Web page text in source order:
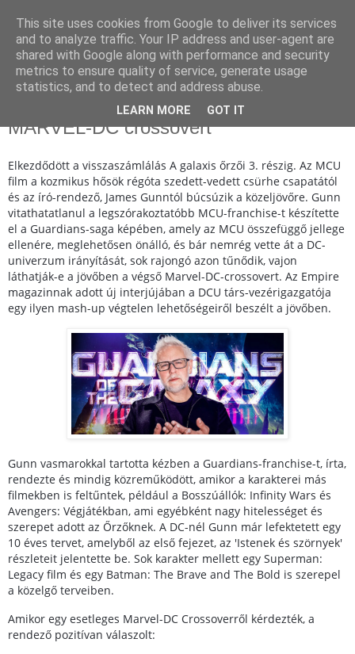
2023. április 7., péntek
James Gunn szívesen összehozna egy
MARVEL-DC crossovert
Elkezdődött a visszaszámlálás A galaxis őrzői 3. részig. Az MCU
film a kozmikus hősök régóta szedett-vedett csürhe csapatától
és az író-rendező, James Gunntól búcsúzik a közeljövőre. Gunn
vitathatatlanul a legszórakoztatóbb MCU-franchise-t készítette
el a Guardians-saga képében, amely az MCU összefüggő jellege
ellenére, meglehetősen önálló, és bár nemrég vette át a DC-
univerzum irányítását, sok rajongó azon tűnődik, vajon
láthatják-e a jövőben a végső Marvel-DC-crossovert. Az Empire
magazinnak adott új interjújában a DCU társ-vezérigazgatója
egy ilyen mash-up végtelen lehetőségeiről beszélt a jövőben.
Gunn vasmarokkal tartotta kézben a Guardians-franchise-t, írta,
rendezte és mindig közreműködött, amikor a karakterei más
filmekben is feltűntek, például a Bosszúállók: Infinity Wars és
Avengers: Végjátékban, ami egyébként nagy hitelességet és
szerepet adott az Őrzőknek. A DC-nél Gunn már lefektetett egy
10 éves tervet, amelyből az első fejezet, az 'Istenek és szörnyek'
részleteit jelentette be. Sok karakter mellett egy Superman:
Legacy film és egy Batman: The Brave and The Bold is szerepel
a közelgő terveiben.
Amikor egy esetleges Marvel-DC Crossoverről kérdezték, a
rendező pozitívan válaszolt:
This site uses cookies from Google to deliver its services
and to analyze traffic. Your IP address and user-agent are
shared with Google along with performance and security
metrics to ensure quality of service, generate usage
statistics, and to detect and address abuse.
LEARN MORE GOT IT